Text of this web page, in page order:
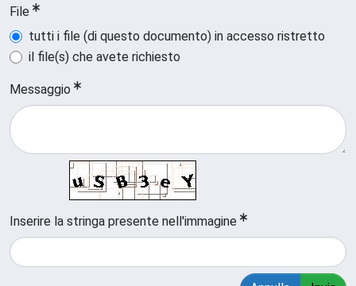
File
tutti i file (di questo documento) in accesso ristretto
il file(s) che avete richiesto
Messaggio
Inserire la stringa presente nell'immagine